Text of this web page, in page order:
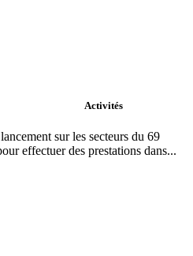
Activités
sur les secteurs du 69
effectuer des prestations dans...